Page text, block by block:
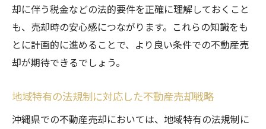
却に伴う税金などの法的要件を正確に理解しておくこと
も、売却時の安心感につながります。これらの知識をも
とに計画的に進めることで、より良い条件での不動産売
却が期待できるでしょう。
地域特有の法規制に対応した不動産売却戦略
沖縄県での不動産売却においては、地域特有の法規制に